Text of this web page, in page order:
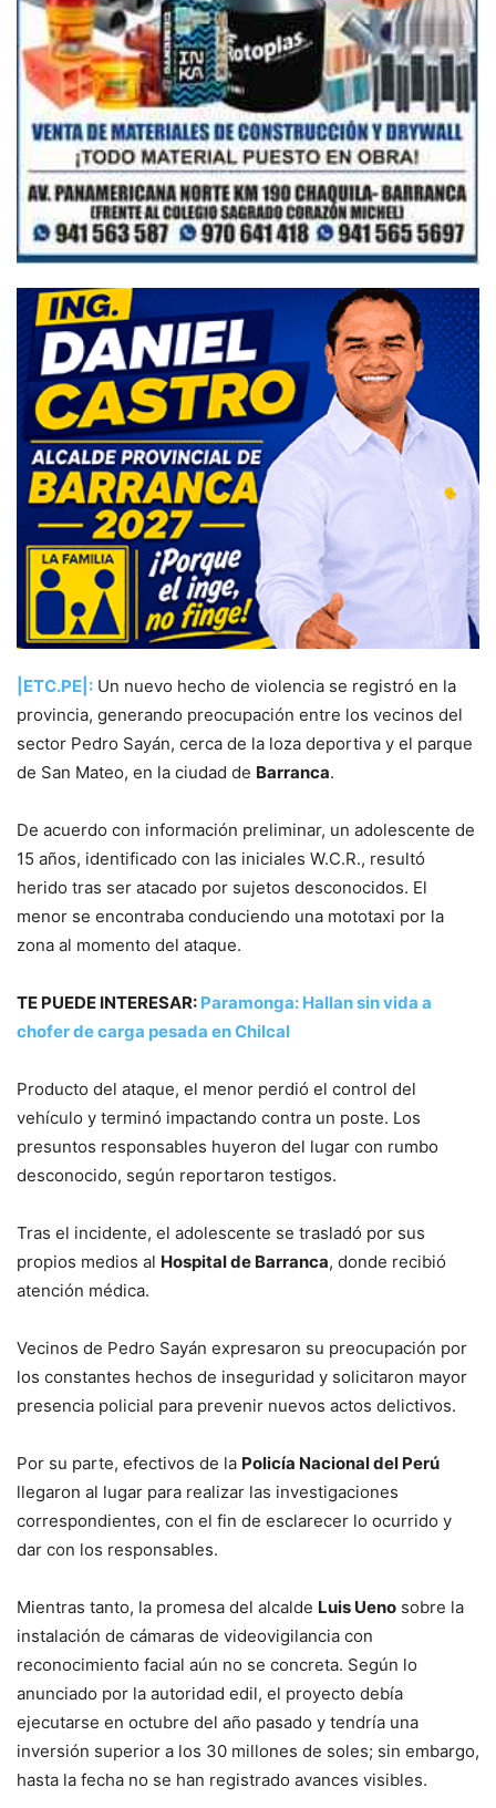
|ETC.PE|: Un nuevo hecho de violencia se registró en la
provincia, generando preocupación entre los vecinos del
sector Pedro Sayán, cerca de la loza deportiva y el parque
de San Mateo, en la ciudad de Barranca.
De acuerdo con información preliminar, un adolescente de
15 años, identificado con las iniciales W.C.R., resultó
herido tras ser atacado por sujetos desconocidos. El
menor se encontraba conduciendo una mototaxi por la
zona al momento del ataque.
TE PUEDE INTERESAR: Paramonga: Hallan sin vida a
chofer de carga pesada en Chilcal
Producto del ataque, el menor perdió el control del
vehículo y terminó impactando contra un poste. Los
presuntos responsables huyeron del lugar con rumbo
desconocido, según reportaron testigos.
Tras el incidente, el adolescente se trasladó por sus
propios medios al Hospital de Barranca, donde recibió
atención médica.
Vecinos de Pedro Sayán expresaron su preocupación por
los constantes hechos de inseguridad y solicitaron mayor
presencia policial para prevenir nuevos actos delictivos.
Por su parte, efectivos de la Policía Nacional del Perú
llegaron al lugar para realizar las investigaciones
correspondientes, con el fin de esclarecer lo ocurrido y
dar con los responsables.
Mientras tanto, la promesa del alcalde Luis Ueno sobre la
instalación de cámaras de videovigilancia con
reconocimiento facial aún no se concreta. Según lo
anunciado por la autoridad edil, el proyecto debía
ejecutarse en octubre del año pasado y tendría una
inversión superior a los 30 millones de soles; sin embargo,
hasta la fecha no se han registrado avances visibles.